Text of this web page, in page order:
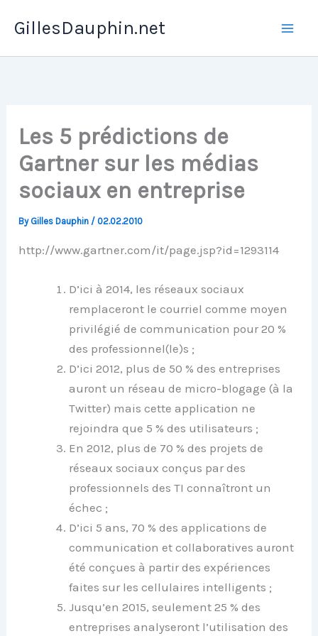
GillesDauphin.net
Les 5 prédictions de
Gartner sur les médias
sociaux en entreprise
By Gilles Dauphin / 02.02.2010
http://www.gartner.com/it/page.jsp?id=1293114
D’ici à 2014, les réseaux sociaux
remplaceront le courriel comme moyen
privilégié de communication pour 20 %
des professionnel(le)s ;
D’ici 2012, plus de 50 % des entreprises
auront un réseau de micro-blogage (à la
Twitter) mais cette application ne
rejoindra que 5 % des utilisateurs ;
En 2012, plus de 70 % des projets de
réseaux sociaux conçus par des
professionnels des TI connaîtront un
échec ;
D’ici 5 ans, 70 % des applications de
communication et collaboratives auront
été conçues à partir des expériences
faites sur les cellulaires intelligents ;
Jusqu’en 2015, seulement 25 % des
entreprises analyseront l’utilisation des